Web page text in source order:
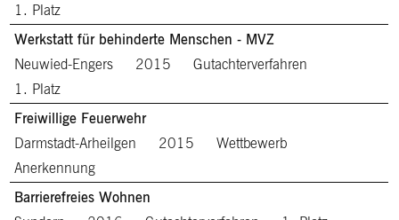
1. Platz
Werkstatt für behinderte Menschen - MVZ
Neuwied-Engers
2015
Gutachterverfahren
1. Platz
Freiwillige Feuerwehr
Darmstadt-Arheilgen
2015
Wettbewerb
Anerkennung
Barrierefreies Wohnen